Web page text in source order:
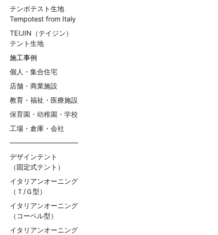
テンポテスト生地
Tempotest from Italy
TEIJIN（テイジン）
テント生地
施工事例
個人・集合住宅
店舗・商業施設
教育・福祉・医療施設
保育園・幼稚園・学校
工場・倉庫・会社
——————————
デザインテント
（固定式テント）
イタリアンオーニング
（Ｔ/Ｇ型）
イタリアンオーニング
（コーベル型）
イタリアンオーニング